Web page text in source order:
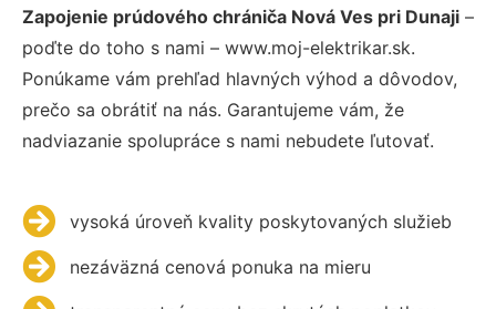
Zapojenie prúdového chrániča Nová Ves pri Dunaji –
poďte do toho s nami – www.moj-elektrikar.sk.
Ponúkame vám prehľad hlavných výhod a dôvodov,
prečo sa obrátiť na nás. Garantujeme vám, že
nadviazanie spolupráce s nami nebudete ľutovať.
vysoká úroveň kvality poskytovaných služieb
nezáväzná cenová ponuka na mieru